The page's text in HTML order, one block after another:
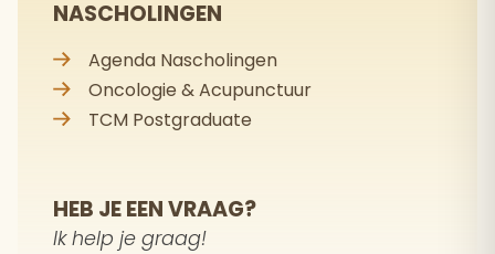
NASCHOLINGEN
Agenda Nascholingen
Oncologie & Acupunctuur
TCM Postgraduate
HEB JE EEN VRAAG?
Ik help je graag!